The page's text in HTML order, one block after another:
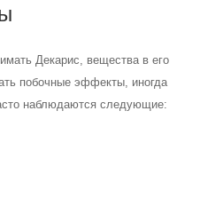
Декарис, вещества в его
побочные эффекты, иногда
наблюдаются следующие: